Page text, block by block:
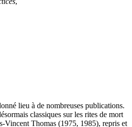
lieu à de nombreuses publications.
classiques sur les rites de mort
Vincent Thomas (1975, 1985), repris et